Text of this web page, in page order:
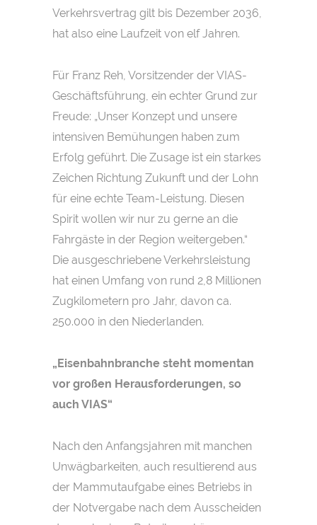
Verkehrsvertrag gilt bis Dezember 2036,
hat also eine Laufzeit von elf Jahren.
Für Franz Reh, Vorsitzender der VIAS-
Geschäftsführung, ein echter Grund zur
Freude: „Unser Konzept und unsere
intensiven Bemühungen haben zum
Erfolg geführt. Die Zusage ist ein starkes
Zeichen Richtung Zukunft und der Lohn
für eine echte Team-Leistung. Diesen
Spirit wollen wir nur zu gerne an die
Fahrgäste in der Region weitergeben.“
Die ausgeschriebene Verkehrsleistung
hat einen Umfang von rund 2,8 Millionen
Zugkilometern pro Jahr, davon ca.
250.000 in den Niederlanden.
„Eisenbahnbranche steht momentan
vor großen Herausforderungen, so
auch VIAS“
Nach den Anfangsjahren mit manchen
Unwägbarkeiten, auch resultierend aus
der Mammutaufgabe eines Betriebs in
der Notvergabe nach dem Ausscheiden